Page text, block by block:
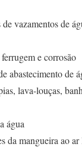
vazamentos de
e corrosão
abastecimento de
lava-louças,
água
da mangueira ao